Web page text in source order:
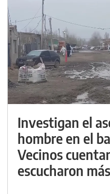
Investigan el
hombre en el
Vecinos
escucharon